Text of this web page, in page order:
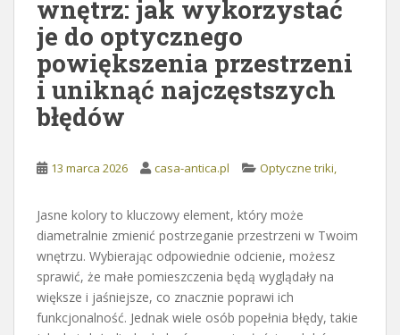
wnętrz: jak wykorzystać
je do optycznego
powiększenia przestrzeni
i uniknąć najczęstszych
błędów
13 marca 2026 casa-antica.pl Optyczne triki,
Jasne kolory to kluczowy element, który może
diametralnie zmienić postrzeganie przestrzeni w Twoim
wnętrzu. Wybierając odpowiednie odcienie, możesz
sprawić, że małe pomieszczenia będą wyglądały na
większe i jaśniejsze, co znacznie poprawi ich
funkcjonalność. Jednak wiele osób popełnia błędy, takie